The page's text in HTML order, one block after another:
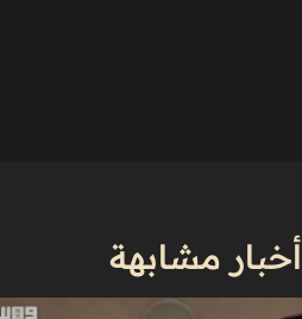
أخبار مشابهة